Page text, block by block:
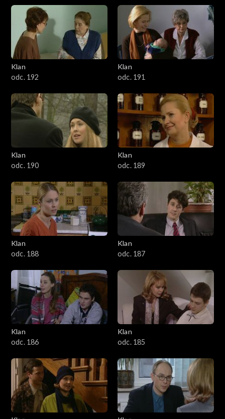
3201–3300
3101–3200
3001–3100
2901–3000
2801–2900
2701–2800
2501–2600
2401–2500
2301–2400
2201–2300
2101–2200
2001–2100
1901–2000
1801–1900
1701–1800
Klan
odc. 192
Klan
odc. 191
Klan
odc. 190
Klan
odc. 189
Klan
odc. 188
Klan
odc. 187
Klan
odc. 186
Klan
odc. 185